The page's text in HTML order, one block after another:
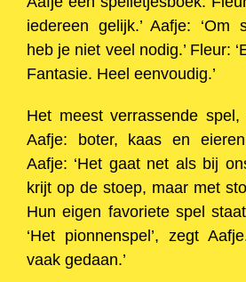
iedereen gelijk.’ Aafje: ‘Om
heb je niet veel nodig.’ Fleur:
Fantasie. Heel eenvoudig.’
Het meest verrassende
Aafje: boter, kaas en
Aafje: ‘Het gaat net als bij
krijt op de stoep, maar met
Hun eigen favoriete spel
‘Het pionnenspel’, zegt
vaak gedaan.’